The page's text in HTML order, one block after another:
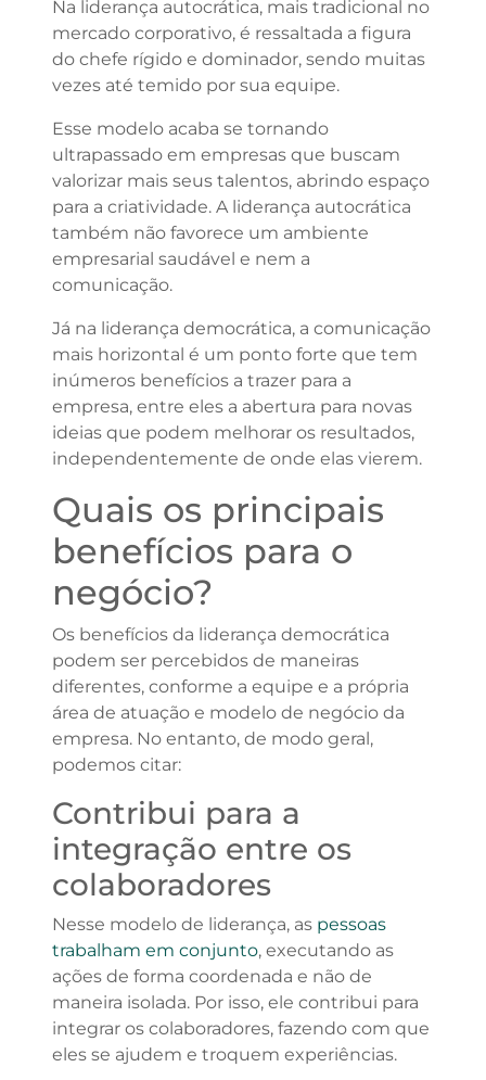
Na liderança autocrática, mais tradicional no
mercado corporativo, é ressaltada a figura
do chefe rígido e dominador, sendo muitas
vezes até temido por sua equipe.
Esse modelo acaba se tornando
ultrapassado em empresas que buscam
valorizar mais seus talentos, abrindo espaço
para a criatividade. A liderança autocrática
também não favorece um ambiente
empresarial saudável e nem a
comunicação.
Já na liderança democrática, a comunicação
mais horizontal é um ponto forte que tem
inúmeros benefícios a trazer para a
empresa, entre eles a abertura para novas
ideias que podem melhorar os resultados,
independentemente de onde elas vierem.
Quais os principais
benefícios para o
negócio?
Os benefícios da liderança democrática
podem ser percebidos de maneiras
diferentes, conforme a equipe e a própria
área de atuação e modelo de negócio da
empresa. No entanto, de modo geral,
podemos citar:
Contribui para a
integração entre os
colaboradores
Nesse modelo de liderança, as pessoas
trabalham em conjunto, executando as
ações de forma coordenada e não de
maneira isolada. Por isso, ele contribui para
integrar os colaboradores, fazendo com que
eles se ajudem e troquem experiências.